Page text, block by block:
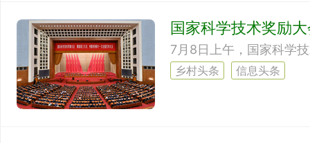
国家科学技术奖励
7月8日上午，国家科学
乡村头条 信息头条